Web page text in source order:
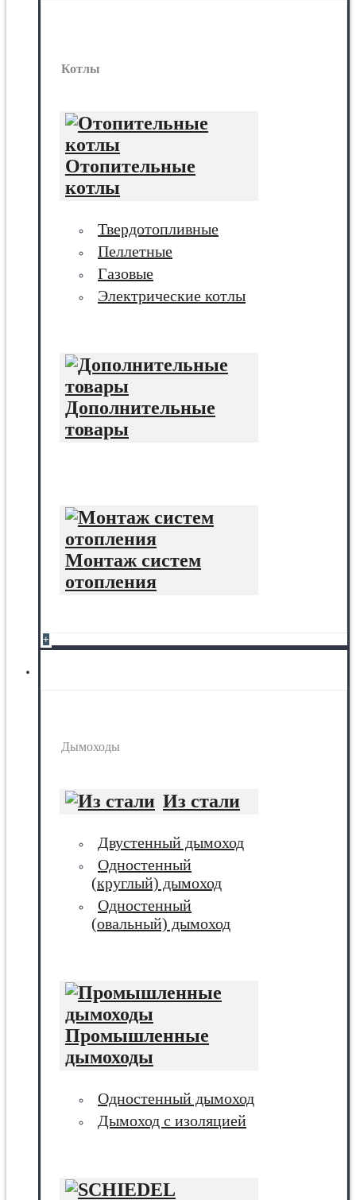
Котлы
Отопительные
котлы
Твердотопливные
Пеллетные
Газовые
Электрические котлы
Дополнительные
товары
Монтаж систем
отопления
+
Дымоходы
Из стали
Двустенный дымоход
Одностенный
(круглый) дымоход
Одностенный
(овальный) дымоход
Промышленные
дымоходы
Одностенный дымоход
Дымоход с изоляцией